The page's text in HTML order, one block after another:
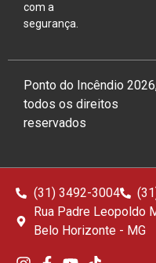
com a
segurança.
Ponto do Incêndio
todos os direitos
reservados
(31) 3492-3004
Rua Padre Leopoldo
Belo Horizonte - MG